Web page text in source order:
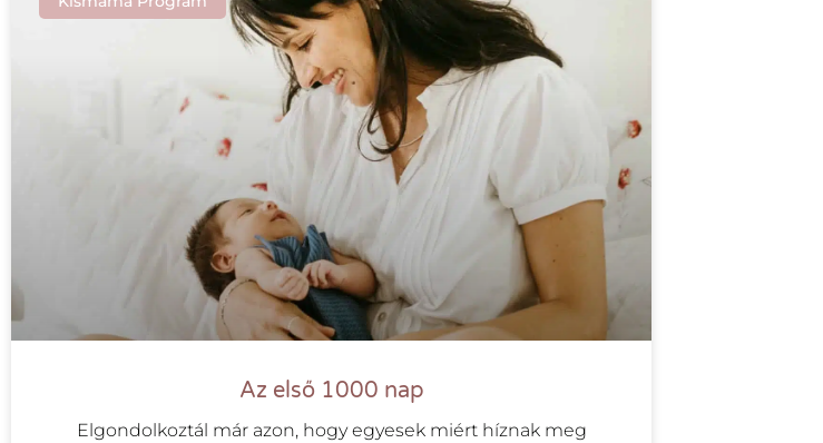
Az első 1000 nap
Elgondolkoztál már azon, hogy egyesek miért híznak meg